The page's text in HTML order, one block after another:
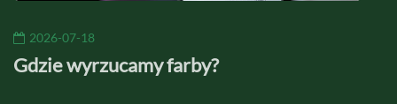
2026-07-18
Gdzie wyrzucamy farby?